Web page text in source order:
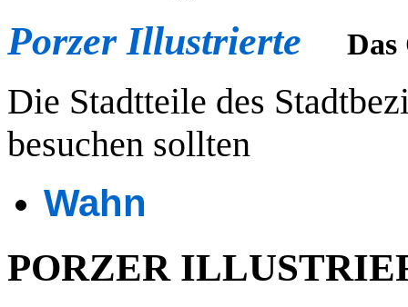
Porzer Illustrierte Das
Die Stadtteile des
besuchen sollten
Wahn
PORZER